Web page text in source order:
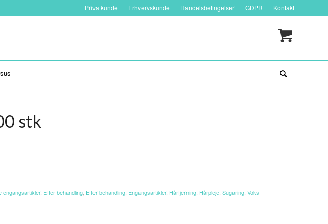
Privatkunde Erhvervskunde Handelsbetingelser GDPR Kontakt
stk
engangsartikler, Efter behandling, Efter behandling, Engangsartikler, Hårfjerning, Hårpleje,Sugaring,Voks